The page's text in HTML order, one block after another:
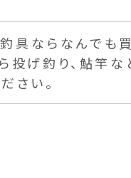
具なら なんでも
投げ釣り、 鮎竿な
さい。